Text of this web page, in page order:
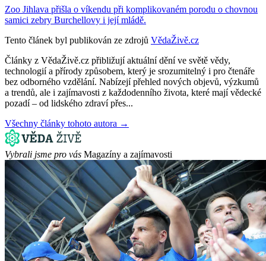
Zoo Jihlava přišla o víkendu při komplikovaném porodu o chovnou
samici zebry Burchellovy i její mládě.
Tento článek byl publikován ze zdrojů VědaŽivě.cz
Články z VědaŽivě.cz přibližují aktuální dění ve světě vědy,
technologií a přírody způsobem, který je srozumitelný i pro čtenáře
bez odborného vzdělání. Nabízejí přehled nových objevů, výzkumů
a trendů, ale i zajímavosti z každodenního života, které mají vědecké
pozadí – od lidského zdraví přes...
Všechny články tohoto autora →
Vybrali jsme pro vás Magazíny a zajímavosti